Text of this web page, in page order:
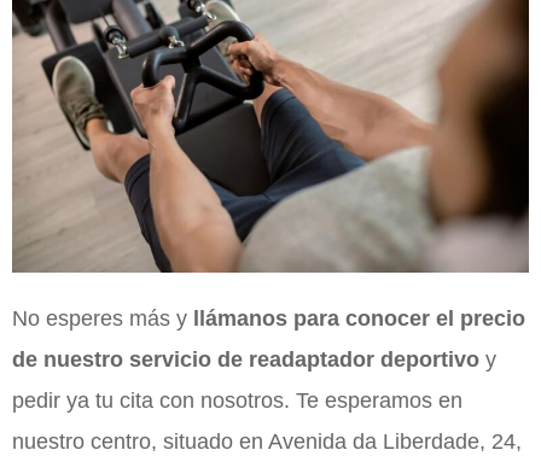
No esperes más y
llámanos para conocer el precio
de nuestro servicio de readaptador deportivo y
pedir ya tu cita con nosotros. Te esperamos en
nuestro centro, situado en Avenida da Liberdade, 24,